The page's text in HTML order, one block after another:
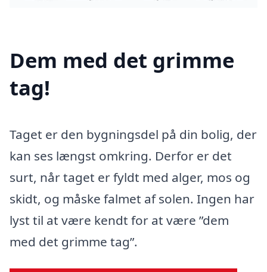
Dem med det grimme
tag!
Taget er den bygningsdel på din bolig, der
kan ses længst omkring. Derfor er det
surt, når taget er fyldt med alger, mos og
skidt, og måske falmet af solen. Ingen har
lyst til at være kendt for at være ”dem
med det grimme tag”.